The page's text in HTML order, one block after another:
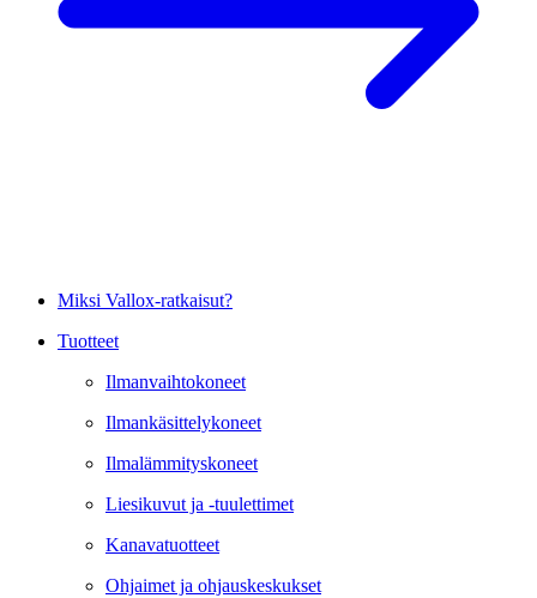
Miksi Vallox-ratkaisut?
Tuotteet
Ilmanvaihtokoneet
Ilmankäsittelykoneet
Ilmalämmityskoneet
Liesikuvut ja -tuulettimet
Kanavatuotteet
Ohjaimet ja ohjauskeskukset